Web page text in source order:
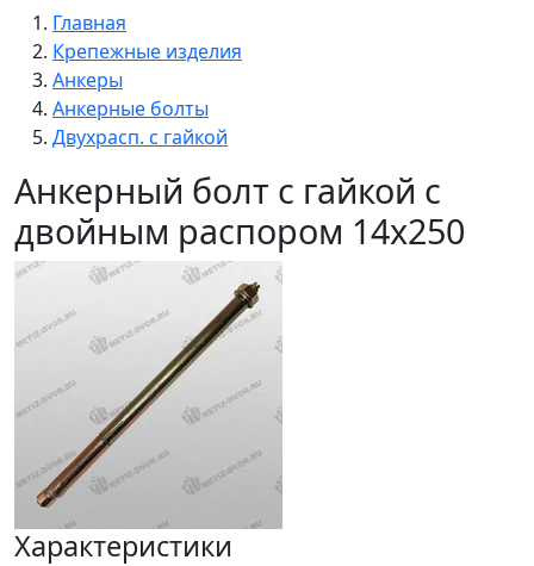
Главная
Крепежные изделия
Анкеры
Анкерные болты
Двухрасп. с гайкой
Анкерный болт с гайкой с
двойным распором 14x250
Характеристики